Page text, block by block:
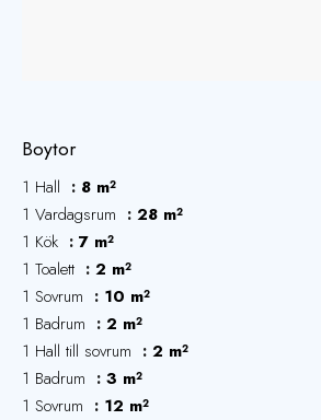
Boytor
1 Hall
8 m²
1 Vardagsrum
28 m²
1 Kök
7 m²
1 Toalett
2 m²
1 Sovrum
10 m²
1 Badrum
2 m²
1 Hall till sovrum
2 m²
1 Badrum
3 m²
1 Sovrum
12 m²